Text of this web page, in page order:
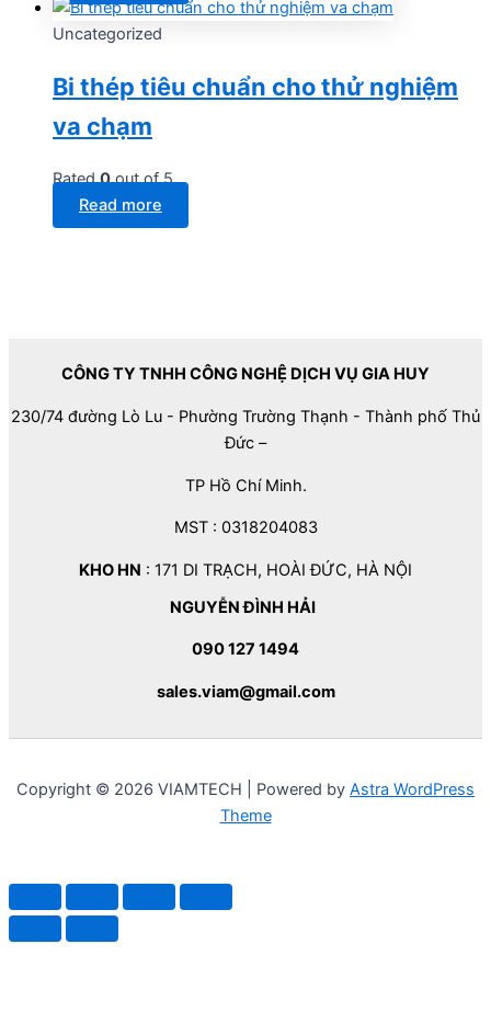
Uncategorized
Bi thép tiêu chuẩn cho thử nghiệm
va chạm
Rated0out of 5
Read more
CÔNG TY TNHH CÔNG NGHỆ DỊCH VỤ GIA HUY
230/74 đường Lò Lu - Phường Trường Thạnh - Thành phố Thủ
Đức –
TP Hồ Chí Minh.
MST : 0318204083
KHO HN : 171 DI TRẠCH, HOÀI ĐỨC, HÀ NỘI
NGUYỄN ĐÌNH HẢI
090 127 1494
sales.viam@gmail.com
Copyright © 2026 VIAMTECH | Powered by Astra WordPress
Theme